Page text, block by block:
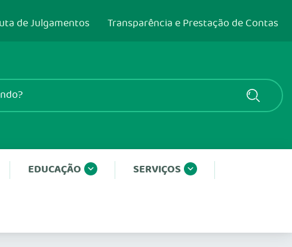
de Julgamentos Transparência e Prestação de Contas
EDUCAÇÃO SERVIÇOS